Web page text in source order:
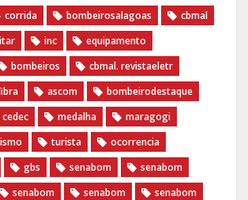
corrida bombeirosalagoas
cbmal
inc
equipamento
bombeiros
cbmal. revistaeletr
ascom
bombeirodestaque
cedec medalha
maragogi
turista
ocorrencia
gbs senabom
senabom
senabom senabom
senabom